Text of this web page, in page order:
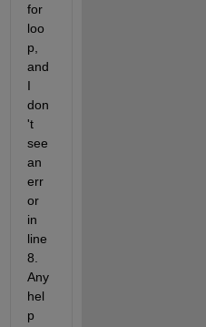
for
loo
p,
and
I
don
't
see
an
err
or
in
line
8.
Any
hel
p